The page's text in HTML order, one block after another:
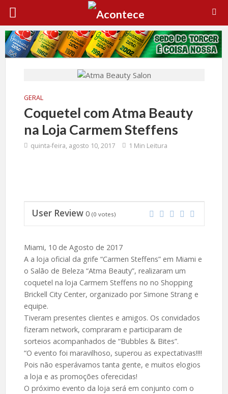
GERAL
Coquetel com Atma Beauty
na Loja Carmem Steffens
quinta-feira, agosto 10, 2017 1 Min Leitura
User Review 0 (0 votes)
Miami, 10 de Agosto de 2017
A a loja oficial da grife “Carmen Steffens” em Miami e
o Salão de Beleza “Atma Beauty”, realizaram um
coquetel na loja Carmem Steffens no no Shopping
Brickell City Center, organizado por Simone Strang e
equipe.
Tiveram presentes clientes e amigos. Os convidados
fizeram network, compraram e participaram de
sorteios acompanhados de “Bubbles & Bites”.
“O evento foi maravilhoso, superou as expectativas!!!!
Pois não esperávamos tanta gente, e muitos elogios
a loja e as promoções oferecidas!
O próximo evento da loja será em conjunto com o